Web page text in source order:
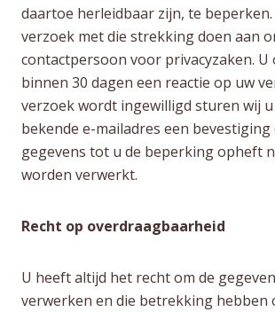
daartoe herleidbaar zijn, te
verzoek met die strekking doen aan
contactpersoon voor privacyzaken. U
binnen 30 dagen een reactie op uw
verzoek wordt ingewilligd sturen wij
bekende e-mailadres een bevestiging
gegevens tot u de beperking opheft
worden verwerkt.
Recht op overdraagbaarheid
U heeft altijd het recht om de
verwerken en die betrekking hebben